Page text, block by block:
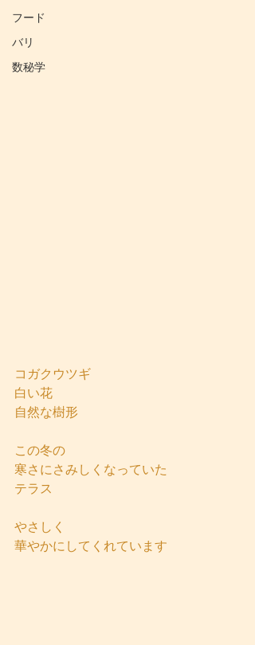
フード
バリ
数秘学
コガクウツギ
白い花
自然な樹形
この冬の
寒さにさみしくなっていた
テラス
やさしく
華やかにしてくれています